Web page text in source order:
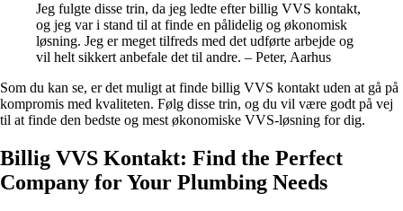
Jeg fulgte disse trin, da jeg ledte efter billig VVS kontakt,
og jeg var i stand til at finde en pålidelig og økonomisk
løsning. Jeg er meget tilfreds med det udførte arbejde og
vil helt sikkert anbefale det til andre. – Peter, Aarhus
Som du kan se, er det muligt at finde billig VVS kontakt uden at gå på
kompromis med kvaliteten. Følg disse trin, og du vil være godt på vej
til at finde den bedste og mest økonomiske VVS-løsning for dig.
Billig VVS Kontakt: Find the Perfect
Company for Your Plumbing Needs